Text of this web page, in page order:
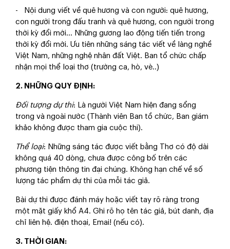
- Nội dung viết về quê hương và con người: quê hương,
con người trong đấu tranh và quê hương, con người trong
thời kỳ đổi mới... Những gương lao động tiến tiến trong
thời kỳ đổi mới. Ưu tiên những sáng tác viết về làng nghề
Việt Nam, những nghệ nhân đất Việt. Ban tổ chức chấp
nhận mọi thể loại thơ (trường ca, hò, vè..)
2. NHỮNG QUY ĐỊNH:
Đối tượng dự thi: Là người Việt Nam hiện đang sổng
trong và ngoài nước (Thành viên Ban tồ chức, Ban giám
khảo không được tham gia cuộc thi).
Thể loại: Những sáng tác được viết bằng Thơ có độ dài
không quá 40 dòng, chưa được công bố trẻn các
phương tiện thông tin đại chúng. Không hạn chế về số
lượng tác phẩm dự thi của mỗi tác giả.
Bài dự thi được đánh máy hoặc viết tay rõ ràng trong
một mặt giấy khổ A4. Ghi rõ họ tên tác giả, bút danh, địa
chỉ liên hệ. điện thoại, Emai! (nếu có).
3. THỜI GIAN: